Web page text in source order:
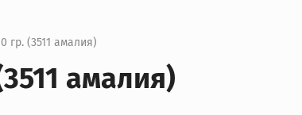
(3511 амалия)
амалия)